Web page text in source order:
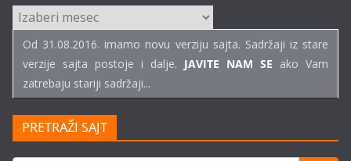
ARHIVE
TEKSTOVA
Od 31.08.2016. imamo novu verziju sajta. Sadržaji iz stare
verzije sajta postoje i dalje. JAVITE NAM SE ako Vam
zatrebaju stariji sadržaji...
PRETRAŽI SAJT